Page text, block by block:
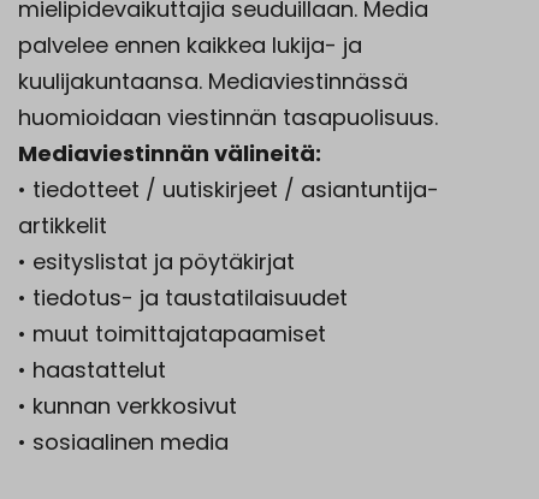
mielipidevaikuttajia seuduillaan. Media
palvelee ennen kaikkea lukija- ja
kuulijakuntaansa. Mediaviestinnässä
huomioidaan viestinnän tasapuolisuus.
Mediaviestinnän välineitä:
• tiedotteet / uutiskirjeet / asiantuntija-
artikkelit
• esityslistat ja pöytäkirjat
• tiedotus- ja taustatilaisuudet
• muut toimittajatapaamiset
• haastattelut
• kunnan verkkosivut
• sosiaalinen media